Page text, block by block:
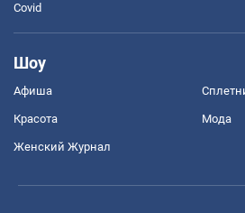
Covid
Шоу
Афиша
Красота Мода
Женский Журнал